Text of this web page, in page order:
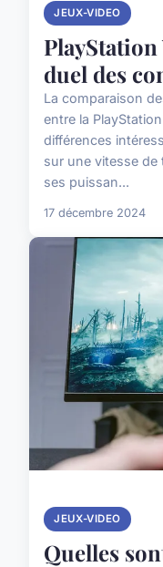
JEUX-VIDEO
duel des
La comparaison
entre la
différences
sur une vitesse de
ses puissan...
17 décembre 2024
JEUX-VIDEO
Quelles